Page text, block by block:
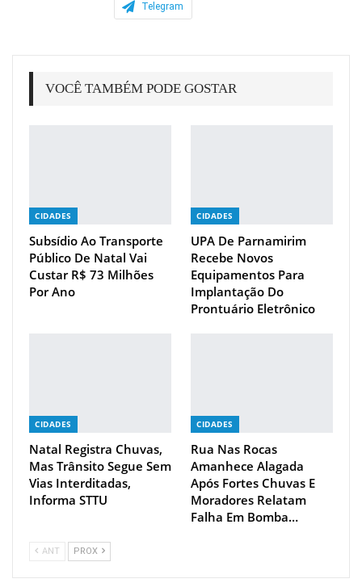
Telegram
VOCÊ TAMBÉM PODE GOSTAR
CIDADES
Subsídio Ao Transporte
Público De Natal Vai
Custar R$ 73 Milhões
Por Ano
CIDADES
UPA De Parnamirim
Recebe Novos
Equipamentos Para
Implantação Do
Prontuário Eletrônico
CIDADES
Natal Registra Chuvas,
Mas Trânsito Segue Sem
Vias Interditadas,
Informa STTU
CIDADES
Rua Nas Rocas
Amanhece Alagada
Após Fortes Chuvas E
Moradores Relatam
Falha Em Bomba…
ANT PROX